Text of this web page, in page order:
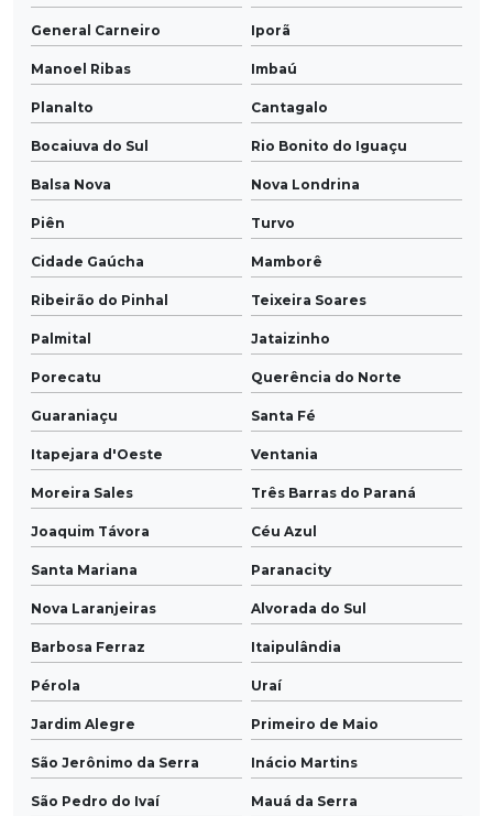
General Carneiro Iporã
Manoel Ribas Imbaú
Planalto Cantagalo
Bocaiuva do Sul Rio Bonito do Iguaçu
Balsa Nova Nova Londrina
Piên Turvo
Cidade Gaúcha Mamborê
Ribeirão do Pinhal Teixeira Soares
Palmital Jataizinho
Porecatu Querência do Norte
Guaraniaçu Santa Fé
Itapejara d'Oeste Ventania
Moreira Sales Três Barras do Paraná
Joaquim Távora Céu Azul
Santa Mariana Paranacity
Nova Laranjeiras Alvorada do Sul
Barbosa Ferraz Itaipulândia
Pérola Uraí
Jardim Alegre Primeiro de Maio
São Jerônimo da Serra Inácio Martins
São Pedro do Ivaí Mauá da Serra